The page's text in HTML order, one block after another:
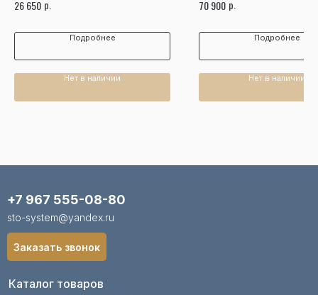
26 650 р.
Подробнее
Нет в наличии
70 900 р.
Подробнее
Нет в наличии
Каталог товаров
+7 967 555-08-80
sto-system@yandex.ru
Заказать звонок